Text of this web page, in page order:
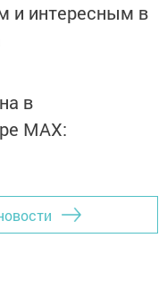
и интересным в
в
MАХ: